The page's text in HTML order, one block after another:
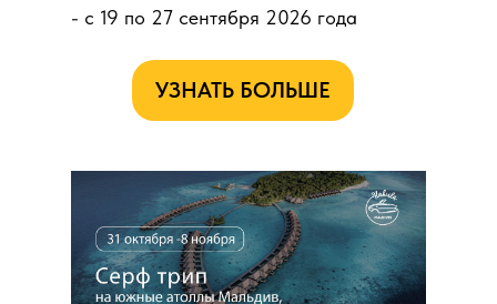
УЗНАТЬ БОЛЬШЕ
- с 19 по 27 сентября 2026 года